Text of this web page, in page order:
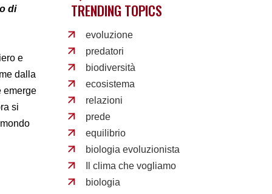
di
e
dalla
emerge
si
TRENDING TOPICS
evoluzione
predatori
biodiversità
ecosistema
relazioni
prede
equilibrio
biologia evoluzionista
Il clima che vogliamo
biologia